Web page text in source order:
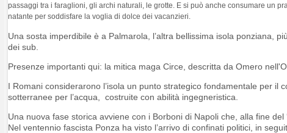
passaggi tra i faraglioni, gli archi naturali, le grotte. E si può anche consumare un
natante per soddisfare la voglia di dolce dei vacanzieri.
Una sosta imperdibile è a Palmarola, l’altra bellissima isola ponziana,
dei sub.
Presenze importanti qui: la mitica maga Circe, descritta da Omero
I Romani considerarono l’isola un punto strategico fondamentale per
sotterranee per l’acqua, costruite con abilità ingegneristica.
Una nuova fase storica avviene con i Borboni di Napoli che, alla fine
Nel ventennio fascista Ponza ha visto l’arrivo di confinati politici, in